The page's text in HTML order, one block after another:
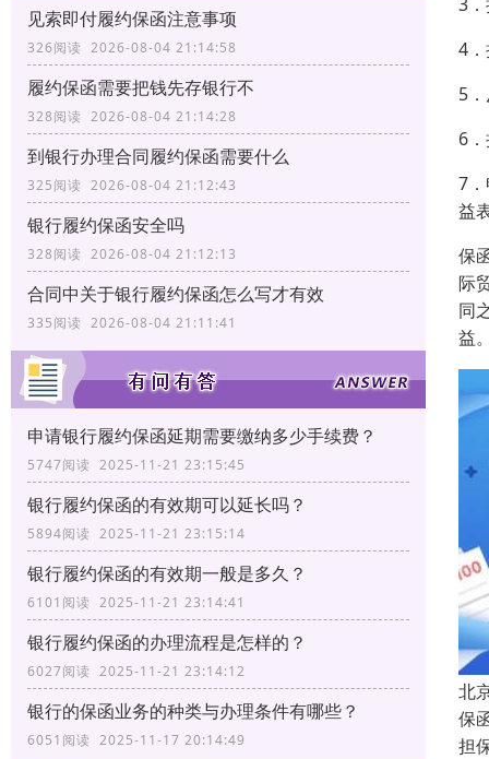
见索即付履约保函注意事项
326阅读 2026-08-04 21:14:58
履约保函需要把钱先存银行不
328阅读 2026-08-04 21:14:28
到银行办理合同履约保函需要什么
325阅读 2026-08-04 21:12:43
银行履约保函安全吗
328阅读 2026-08-04 21:12:13
合同中关于银行履约保函怎么写才有效
335阅读 2026-08-04 21:11:41
申请银行履约保函延期需要缴纳多少手续费？
5747阅读 2025-11-21 23:15:45
银行履约保函的有效期可以延长吗？
5894阅读 2025-11-21 23:15:14
银行履约保函的有效期一般是多久？
6101阅读 2025-11-21 23:14:41
银行履约保函的办理流程是怎样的？
6027阅读 2025-11-21 23:14:12
银行的保函业务的种类与办理条件有哪些？
6051阅读 2025-11-17 20:14:49
4
5
6
7
益
保
际
同
益
北
保
担